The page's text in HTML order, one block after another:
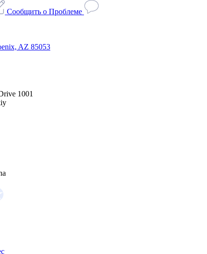
Сообщить о Проблеме
AZ 85053
1001